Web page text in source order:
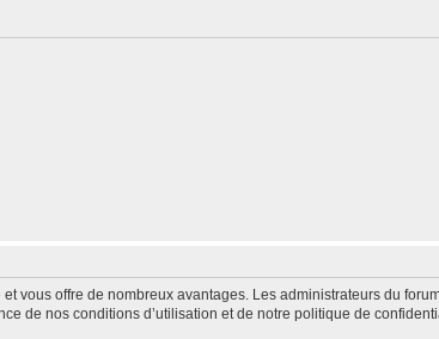
vous offre de nombreux avantages. Les administrateurs du
de nos conditions d’utilisation et de notre politique de